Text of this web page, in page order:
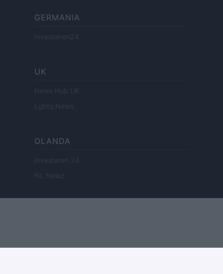
GERMANIA
Investieren24
UK
News Hub UK
Lgbtq News
OLANDA
Investeren 24
NL Newz